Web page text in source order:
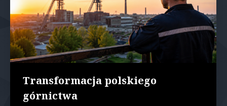
Transformacja polskiego
górnictwa